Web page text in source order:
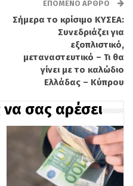
μόνον
(ΒΔ) με
αποκλειστικά
προσφορών
να υποβληθούν
(μμ),τοπική
2025και οι οποίες
ΕΠΌΜΕΝΟ ΆΡΘΡΟ
Σήμερα το κρίσιμο ΚΥΣΕΑ:
Συνεδριάζει για
εξοπλιστικό,
μεταναστευτικό – Τι θα
γίνει με το καλώδιο
Ελλάδας – Κύπρου
σας αρέσει